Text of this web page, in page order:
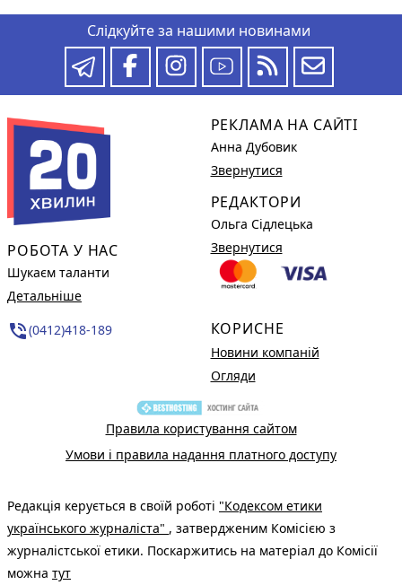
Слідкуйте за нашими новинами
РОБОТА У НАС
Шукаєм таланти
Детальніше
phone_in_talk(0412)418-189
РЕКЛАМА НА САЙТІ
Анна Дубовик
Звернутися
РЕДАКТОРИ
Ольга Сідлецька
Звернутися
КОРИСНЕ
Новини компаній
Огляди
Правила користування сайтом
Умови і правила надання платного доступу
Редакція керується в своїй роботі "Кодексом етики
українського журналіста" , затвердженим Комісією з
журналістської етики. Поскаржитись на матеріал до Комісії
можна тут